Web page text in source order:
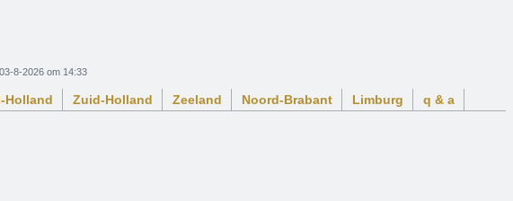
8-2026 om 14:33
Holland Zuid-Holland Zeeland Noord-Brabant Limburg q & a